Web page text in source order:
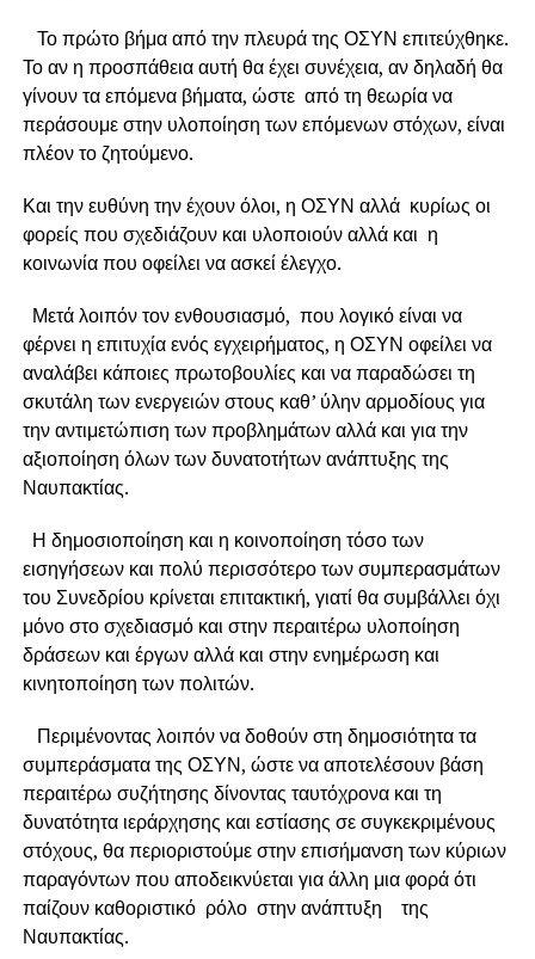
Το πρώτο βήμα από την πλευρά της ΟΣΥΝ επιτεύχθηκε.
Το αν η προσπάθεια αυτή θα έχει συνέχεια, αν δηλαδή θα
γίνουν τα επόμενα βήματα, ώστε από τη θεωρία να
περάσουμε στην υλοποίηση των επόμενων στόχων, είναι
πλέον το ζητούμενο.
Και την ευθύνη την έχουν όλοι, η ΟΣΥΝ αλλά κυρίως οι
φορείς που σχεδιάζουν και υλοποιούν αλλά και η
κοινωνία που οφείλει να ασκεί έλεγχο.
Μετά λοιπόν τον ενθουσιασμό, που λογικό είναι να
φέρνει η επιτυχία ενός εγχειρήματος, η ΟΣΥΝ οφείλει να
αναλάβει κάποιες πρωτοβουλίες και να παραδώσει τη
σκυτάλη των ενεργειών στους καθ’ ύλην αρμοδίους για
την αντιμετώπιση των προβλημάτων αλλά και για την
αξιοποίηση όλων των δυνατοτήτων ανάπτυξης της
Ναυπακτίας.
Η δημοσιοποίηση και η κοινοποίηση τόσο των
εισηγήσεων και πολύ περισσότερο των συμπερασμάτων
του Συνεδρίου κρίνεται επιτακτική, γιατί θα συμβάλλει όχι
μόνο στο σχεδιασμό και στην περαιτέρω υλοποίηση
δράσεων και έργων αλλά και στην ενημέρωση και
κινητοποίηση των πολιτών.
Περιμένοντας λοιπόν να δοθούν στη δημοσιότητα τα
συμπεράσματα της ΟΣΥΝ, ώστε να αποτελέσουν βάση
περαιτέρω συζήτησης δίνοντας ταυτόχρονα και τη
δυνατότητα ιεράρχησης και εστίασης σε συγκεκριμένους
στόχους, θα περιοριστούμε στην επισήμανση των κύριων
παραγόντων που αποδεικνύεται για άλλη μια φορά ότι
παίζουν καθοριστικό ρόλο στην ανάπτυξη της
Ναυπακτίας.